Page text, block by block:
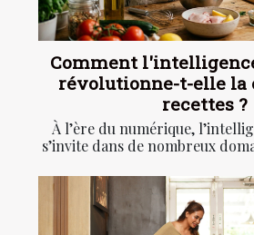
Comment
révolutionne-t-elle la
recettes ?
À l’ère du numérique,
s’invite dans de nombreux